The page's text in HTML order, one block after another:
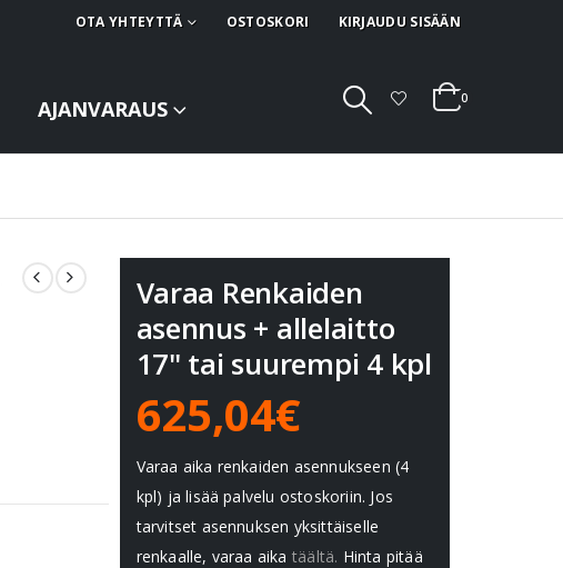
OTA YHTEYTTÄ OSTOSKORI KIRJAUDU SISÄÄN
AJANVARAUS 0
Varaa Renkaiden
asennus + allelaitto
17" tai suurempi 4 kpl
625,04€
Varaa aika renkaiden asennukseen (4
kpl) ja lisää palvelu ostoskoriin. Jos
tarvitset asennuksen yksittäiselle
renkaalle, varaa aika täältä. Hinta pitää